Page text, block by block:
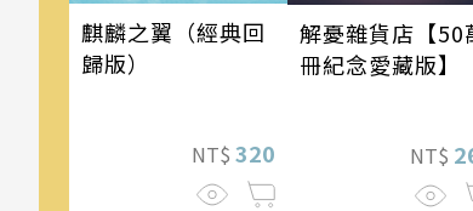
麒麟之翼（經典回
歸版）
NT$ 320
解憂雜貨店【50
冊紀念愛藏版】
NT$